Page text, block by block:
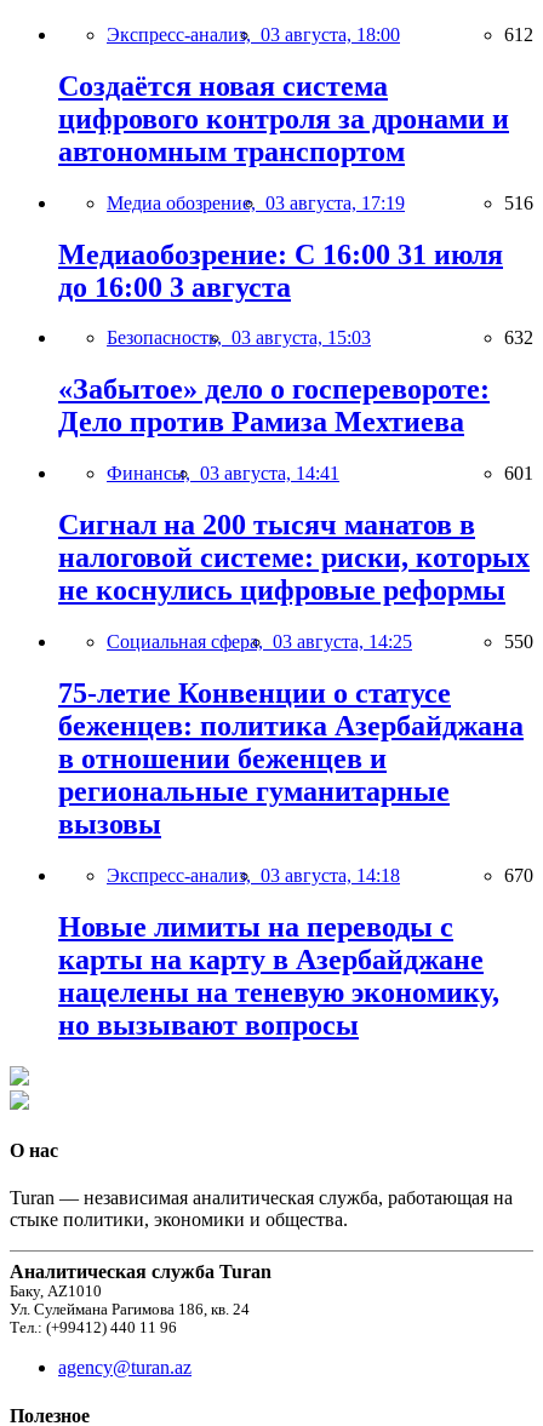
Экспресс-анализ, 03 августа, 18:00 612
Создаётся новая система
цифрового контроля за дронами и
автономным транспортом
Медиа обозрение, 03 августа, 17:19 516
Медиаобозрение: С 16:00 31 июля
до 16:00 3 августа
Безопасность, 03 августа, 15:03 632
«Забытое» дело о госперевороте:
Дело против Рамиза Мехтиева
Финансы, 03 августа, 14:41 601
Сигнал на 200 тысяч манатов в
налоговой системе: риски, которых
не коснулись цифровые реформы
Социальная сфера, 03 августа, 14:25 550
75-летие Конвенции о статусе
беженцев: политика Азербайджана
в отношении беженцев и
региональные гуманитарные
вызовы
Экспресс-анализ, 03 августа, 14:18 670
Новые лимиты на переводы с
карты на карту в Азербайджане
нацелены на теневую экономику,
но вызывают вопросы
О нас
Turan — независимая аналитическая служба, работающая на
стыке политики, экономики и общества.
Аналитическая служба Turan
Баку, AZ1010
Ул. Сулеймана Рагимова 186, кв. 24
Тел.: (+99412) 440 11 96
agency@turan.az
Полезное